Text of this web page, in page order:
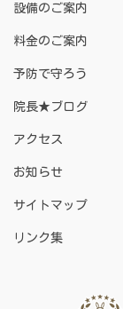
設備のご案内
料金のご案内
予防で守ろう
院長★ブログ
アクセス
お知らせ
サイトマップ
リンク集